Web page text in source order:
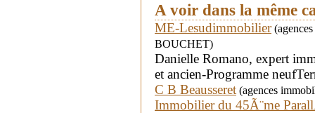
A voir dans la même
ME-Lesudimmobilier
BOUCHET)
Danielle Romano, expert
et ancien-Programme
C B Beausseret (agences
Immobilier du 45Ã¨me